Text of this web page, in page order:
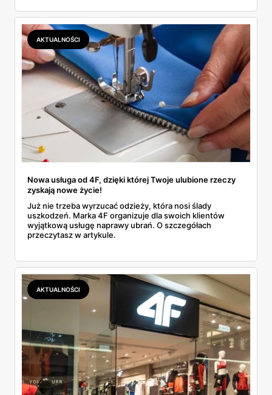
można by uznać za primaaprilisowe… gdyby nie były
prawdziwe. Ta kolekcja to coś więcej niż tylko promocja –
to pełnoprawne wejście marki do nowego kanału
sprzedaży. Skrojona tak, by pasowała zarówno do
kanapowego chilloutu, jak i do porannego biegania po
parku. A wszystko dostępne niemal od ręki, bez
konieczności wyprawy do galerii handlowej. Słowem –
Twój wybór, Twój komfort jak mawia samo 4F.
AKTUALNOŚCI
Nowa usługa od 4F, dzięki której Twoje ulubione rzeczy
zyskają nowe życie!
Już nie trzeba wyrzucać odzieży, która nosi ślady
uszkodzeń. Marka 4F organizuje dla swoich klientów
wyjątkową usługę naprawy ubrań. O szczegółach
przeczytasz w artykule.
AKTUALNOŚCI